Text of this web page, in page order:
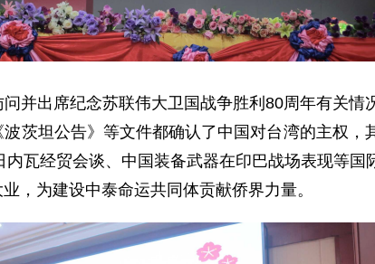
并出席纪念苏联伟大卫国战争胜利80周年有关情
茨坦公告》等文件都确认了中国对台湾的主权，
瓦经贸会谈、中国装备武器在印巴战场表现等
，为建设中泰命运共同体贡献侨界力量。